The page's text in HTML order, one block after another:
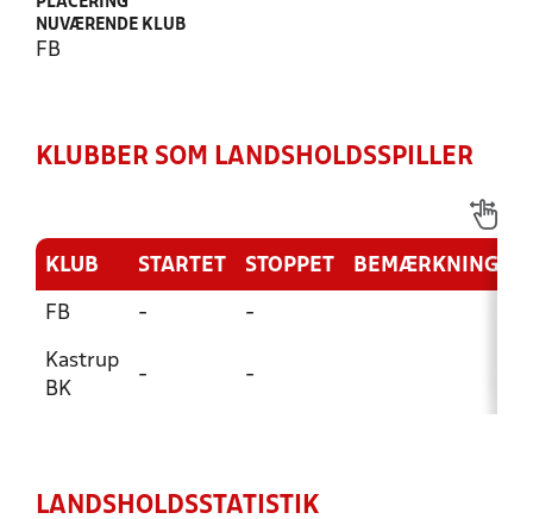
NUVÆRENDE KLUB
FB
KLUBBER SOM LANDSHOLDSSPILLER
KLUB STARTET STOPPET BEMÆRKNING
FB - -
Kastrup
BK
- -
LANDSHOLDSSTATISTIK